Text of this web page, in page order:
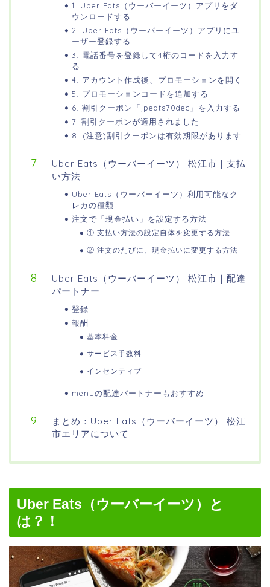
1. Uber Eats（ウーバーイーツ）アプリをダ
ウンロードする
2. Uber Eats（ウーバーイーツ）アプリにユ
ーザー登録する
3. 電話番号を登録して4桁のコードを入力す
る
4. アカウント作成後、プロモーションを開く
5. プロモーションコードを追加する
6. 割引クーポン「jpeats70dec」を入力する
7. 割引クーポンが適用されました
8. (注意)割引クーポンは有効期限があります
Uber Eats（ウーバーイーツ） 松江市｜支払
い方法
Uber Eats（ウーバーイーツ）利用可能なク
レカの種類
注文で「現金払い」を設定する方法
① 支払い方法の設定自体を変更する方法
② 注文のたびに、現金払いに変更する方法
Uber Eats（ウーバーイーツ） 松江市｜配達
パートナー
登録
報酬
基本料金
サービス手数料
インセンティブ
menuの配達パートナーもおすすめ
まとめ：Uber Eats（ウーバーイーツ） 松江
市エリアについて
Uber Eats（ウーバーイーツ）と
は？！